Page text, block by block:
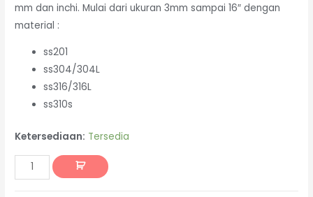
mm dan inchi. Mulai dari ukuran 3mm sampai 16″ dengan
material :
ss201
ss304/304L
ss316/316L
ss310s
Ketersediaan: Tersedia